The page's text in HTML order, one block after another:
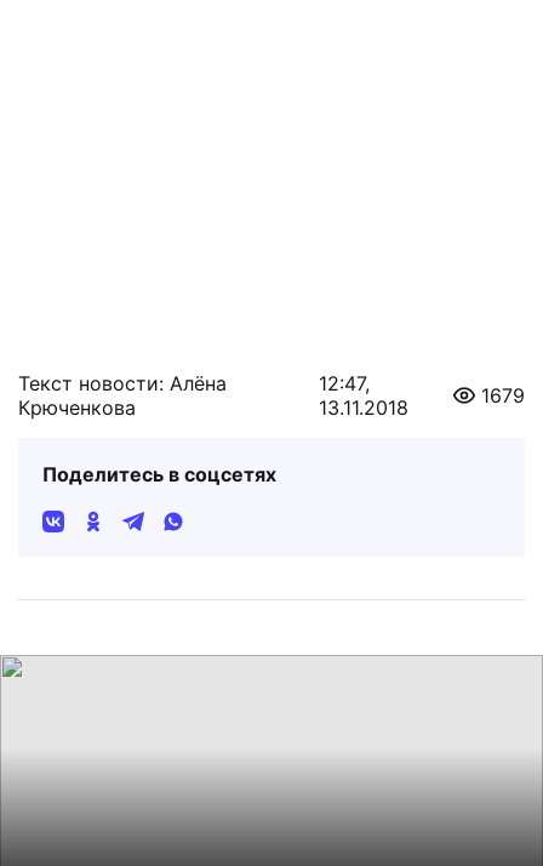
Текст новости: Алёна
Крюченкова
12:47,
13.11.2018
1679
Поделитесь в соцсетях